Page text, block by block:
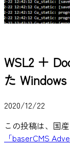
WSL2 ＋
た
2020/12/22
この投稿は、国
「baserCMS